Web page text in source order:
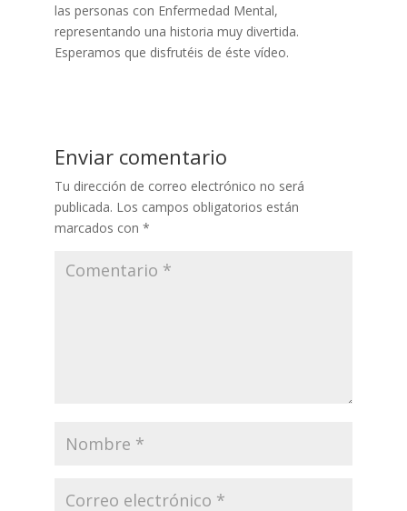
las personas con Enfermedad Mental,
representando una historia muy divertida.
Esperamos que disfrutéis de éste vídeo.
Enviar comentario
Tu dirección de correo electrónico no será
publicada. Los campos obligatorios están
marcados con *